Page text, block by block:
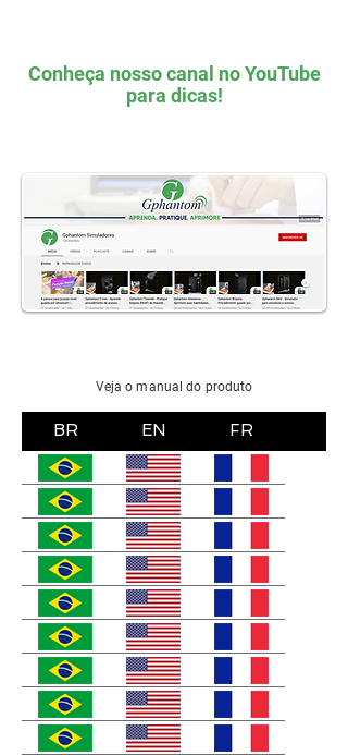
Conheça nosso canal no YouTube
para dicas!
Veja o manual do produto
BR EN FR